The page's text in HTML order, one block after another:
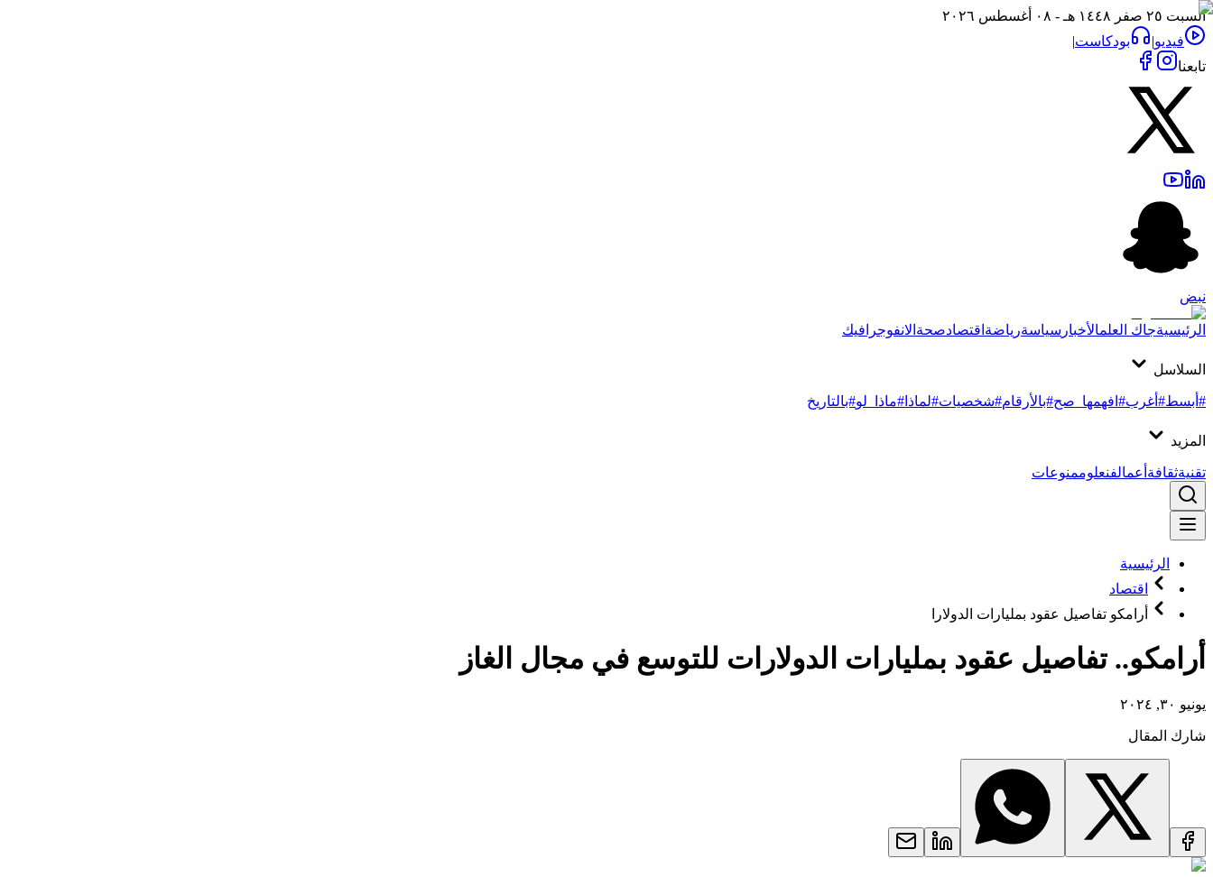
السبت ٢٥ صفر ١٤٤٨ هـ - ٠٨ أغسطس ٢٠٢٦
فيديو| بودكاست|
تابعنا
نبض
الرئيسيةجاك العلمالأخبار سياسةرياضة اقتصادصحة الانفوجرافيك
السلاسل
#أبسط#أغرب#افهمها_صح#بالأرقام#شخصيات#لماذا #ماذا_لو#بالتاريخ
المزيد
تقنيةثقافة أعمالفنعلوممنوعات
الرئيسية
اقتصاد
أرامكو تفاصيل عقود بمليارات الدولارا
أرامكو.. تفاصيل عقود بمليارات الدولارات للتوسع في مجال الغاز
يونيو ٣٠, ٢٠٢٤
شارك المقال